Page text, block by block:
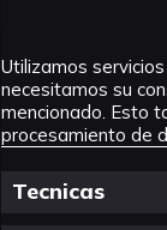
Utilizamos
necesitamos su
mencionado. Esto
procesamiento de
Tecnicas